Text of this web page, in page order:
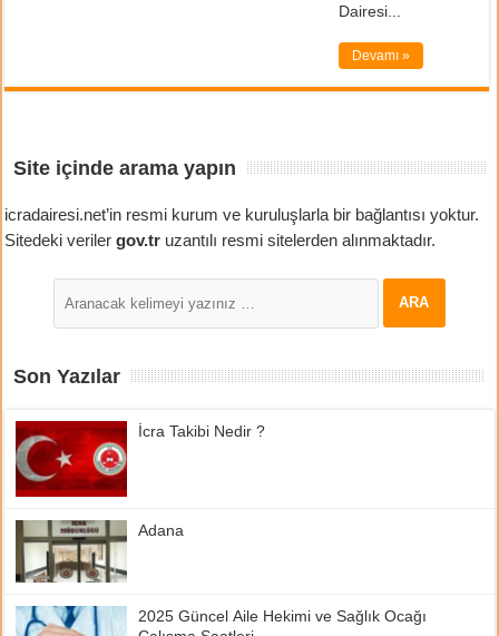
Dairesi...
Devamı »
Site içinde arama yapın
icradairesi.net’in resmi kurum ve kuruluşlarla bir bağlantısı yoktur.
Sitedeki verilergov.tr uzantılı resmi sitelerden alınmaktadır.
Son Yazılar
İcra Takibi Nedir ?
Adana
2025 Güncel Aile Hekimi ve Sağlık Ocağı